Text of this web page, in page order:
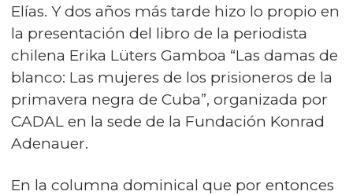
Elías. Y dos años más tarde hizo lo propio en
la presentación del libro de la periodista
chilena Erika Lüters Gamboa “Las damas de
blanco: Las mujeres de los prisioneros de la
primavera negra de Cuba”, organizada por
CADAL en la sede de la Fundación Konrad
Adenauer.
En la columna dominical que por entonces